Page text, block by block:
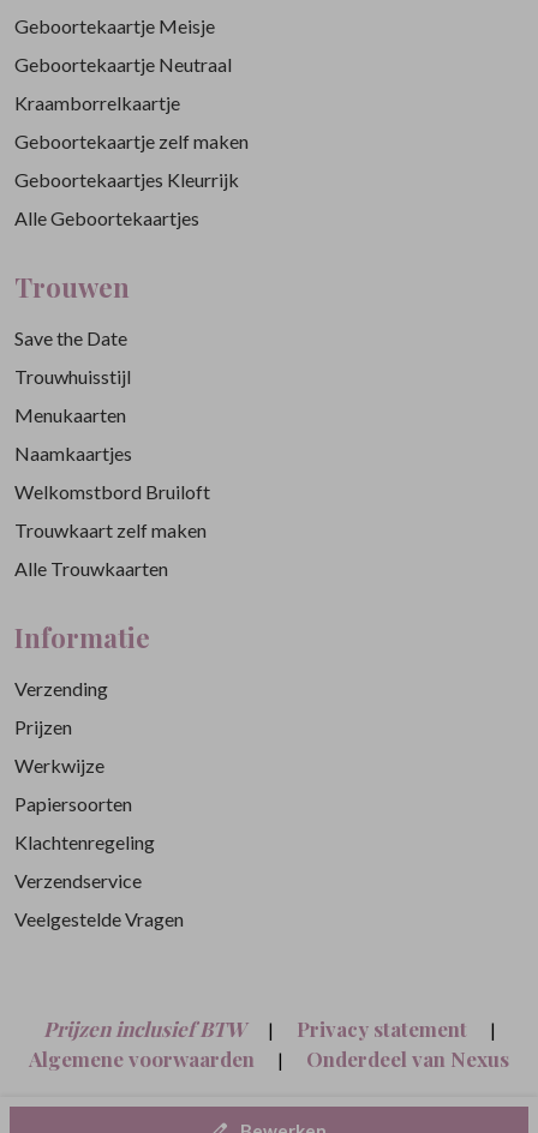
Geboortekaartje Meisje
Geboortekaartje Neutraal
Kraamborrelkaartje
Geboortekaartje zelf maken
Geboortekaartjes Kleurrijk
Alle Geboortekaartjes
Trouwen
Save the Date
Trouwhuisstijl
Menukaarten
Naamkaartjes
Welkomstbord Bruiloft
Trouwkaart zelf maken
Alle Trouwkaarten
Informatie
Verzending
Prijzen
Werkwijze
Papiersoorten
Klachtenregeling
Verzendservice
Veelgestelde Vragen
Prijzen inclusief BTW | Privacy statement |
Algemene voorwaarden |
Onderdeel van Nexus
Nine B.V.